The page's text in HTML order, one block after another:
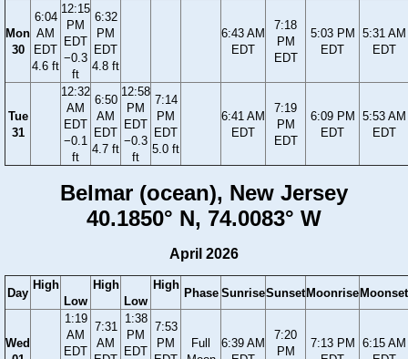
Mon
30
6:04
AM
EDT
4.6 ft
12:15
PM
EDT
−0.3
ft
6:32
PM
EDT
4.8 ft
6:43 AM
EDT
7:18
PM
EDT
5:03 PM
EDT
5:31 AM
EDT
Tue
31
12:32
AM
EDT
−0.1
ft
6:50
AM
EDT
4.7 ft
12:58
PM
EDT
−0.3
ft
7:14
PM
EDT
5.0 ft
6:41 AM
EDT
7:19
PM
EDT
6:09 PM
EDT
5:53 AM
EDT
Belmar (ocean), New Jersey
40.1850° N, 74.0083° W
April 2026
Day
High
Low
High
Low
High
Phase SunriseSunsetMoonriseMoonset
Wed
1:19
AM
EDT
7:31
AM
1:38
PM
EDT
7:53
PM
Full
6:39 AM
7:20
PM
7:13 PM 6:15 AM